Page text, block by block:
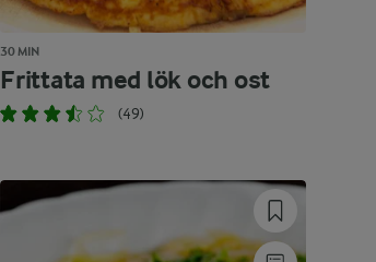
30 MIN
Frittata med lök och ost
(49)